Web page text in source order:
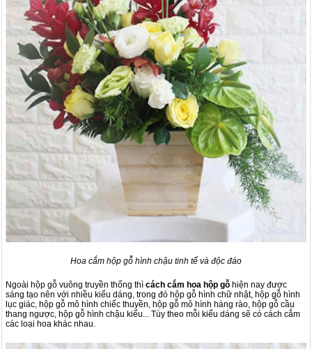
Hoa cắm hộp gỗ hình chậu tinh tế và độc đáo
Ngoài hộp gỗ vuông truyền thống thì cách cắm hoa hộp gỗ hiện nay được
sáng tạo nên với nhiều kiểu dáng, trong đó hộp gỗ hình chữ nhật, hộp gỗ hình
lục giác, hộp gỗ mô hình chiếc thuyền, hộp gỗ mô hình hàng rào, hộp gỗ cầu
thang ngược, hộp gỗ hình chậu kiểu... Tùy theo mỗi kiểu dáng sẽ có cách cắm
các loại hoa khác nhau.